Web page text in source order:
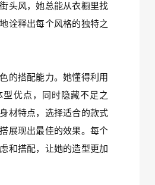
头风，她总能从衣橱里找
诠释出每个风格的独特之
的搭配能力。她懂得利用
优点，同时隐藏不足之
材特点，选择适合的款式
展现出最佳的效果。每个
和搭配，让她的造型更加